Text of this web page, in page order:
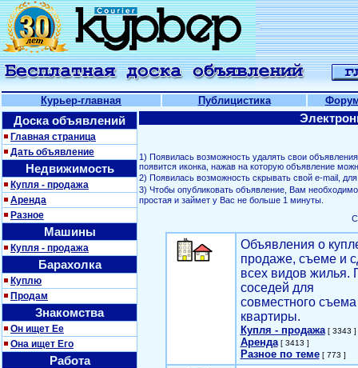
Курьер-главная Публицистика
Доска объявлений
Главная страница
Дать объявление
Недвижимость
Купля - продажа
Аренда
Разное
Машины
Купля - продажа
Барахолка
Куплю
Продам
Знакомства
Он ищет Ее
Она ищет Его
Работа
1) Появилась возможность удалять свои
появится иконка, нажав на которую объявление
2) Появилась возможность скрывать свой е-mail,
3) Чтобы опубликовать объявление, Вам
простая и займет у Вас не больше 1 минуты.
Объявления о
продаже, съеме и
всех видов жилья.
соседей для
совместного съема
квартиры.
Купля - продажа[ 3343 ]
Аренда[ 3413 ]
Разное по теме[ 773 ]